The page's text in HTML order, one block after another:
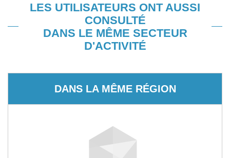
LES UTILISATEURS ONT AUSSI
CONSULTÉ
DANS LE MÊME SECTEUR
D'ACTIVITÉ
DANS LA MÊME RÉGION